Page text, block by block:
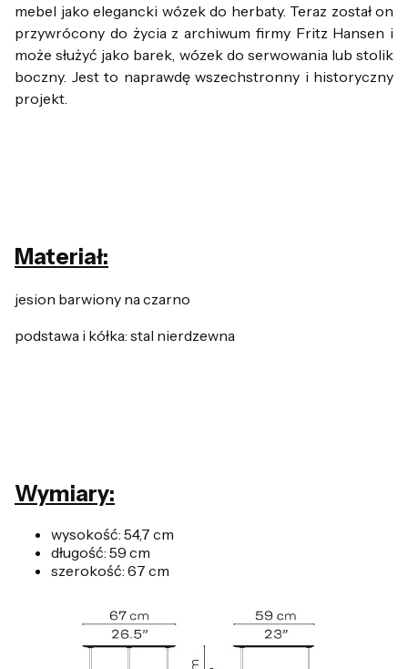
mebel jako elegancki wózek do herbaty. Teraz został on
przywrócony do życia z archiwum firmy Fritz Hansen i
może służyć jako barek, wózek do serwowania lub stolik
boczny. Jest to naprawdę wszechstronny i historyczny
projekt.
Materiał:
jesion barwiony na czarno
podstawa i kółka: stal nierdzewna
Wymiary:
wysokość: 54,7 cm
długość: 59 cm
szerokość: 67 cm